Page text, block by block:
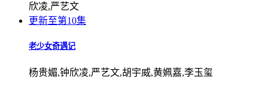
欣凌,严艺文
更新至第10集
老少女奇遇记
杨贵媚,钟欣凌,严艺文,胡宇威,黄姵嘉,李玉玺